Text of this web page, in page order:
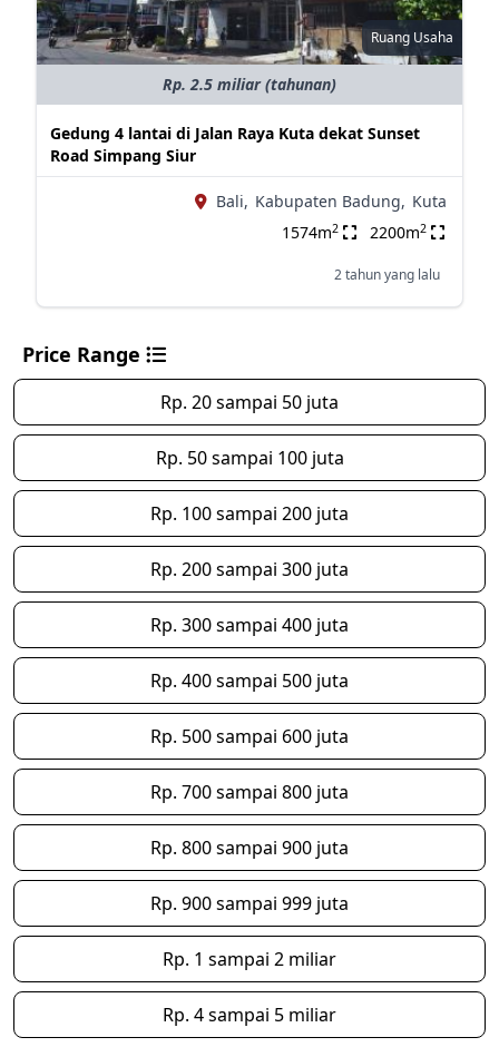
Ruang Usaha
Rp. 2.5 miliar (tahunan)
Gedung 4 lantai di Jalan Raya Kuta dekat Sunset
Road Simpang Siur
Bali, Kabupaten Badung, Kuta
1574m2 2200m2
2 tahun yang lalu
Price Range
Rp. 20 sampai 50 juta
Rp. 50 sampai 100 juta
Rp. 100 sampai 200 juta
Rp. 200 sampai 300 juta
Rp. 300 sampai 400 juta
Rp. 400 sampai 500 juta
Rp. 500 sampai 600 juta
Rp. 700 sampai 800 juta
Rp. 800 sampai 900 juta
Rp. 900 sampai 999 juta
Rp. 1 sampai 2 miliar
Rp. 4 sampai 5 miliar